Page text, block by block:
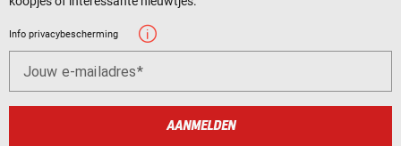
Info privacybescherming
Jouw e-mailadres
AANMELDEN